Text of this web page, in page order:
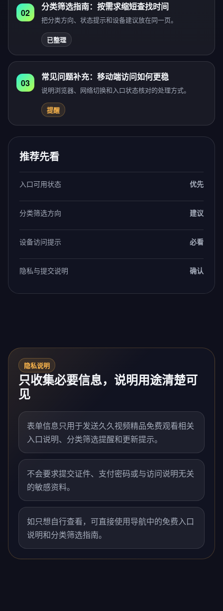
02
分类筛选指南：按需求缩短查找时间
把分类方向、状态提示和设备建议放在同一页。
已整理
03
常见问题补充：移动端访问如何更稳
说明浏览器、网络切换和入口状态核对的处理方式。
提醒
推荐先看
入口可用状态 优先
分类筛选方向 建议
设备访问提示 必看
隐私与提交说明 确认
隐私说明
只收集必要信息，说明用途清楚可
见
表单信息只用于发送久久视频精品免费观看相关
入口说明、分类筛选提醒和更新提示。
不会要求提交证件、支付密码或与访问说明无关
的敏感资料。
如只想自行查看，可直接使用导航中的免费入口
说明和分类筛选指南。